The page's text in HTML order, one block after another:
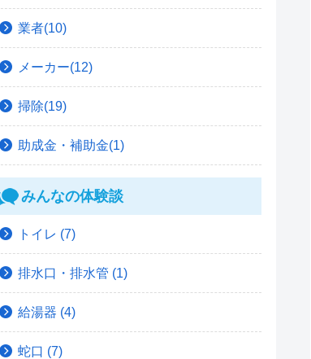
業者(10)
メーカー(12)
掃除(19)
助成金・補助金(1)
みんなの体験談
トイレ (7)
排水口・排水管 (1)
給湯器 (4)
蛇口 (7)